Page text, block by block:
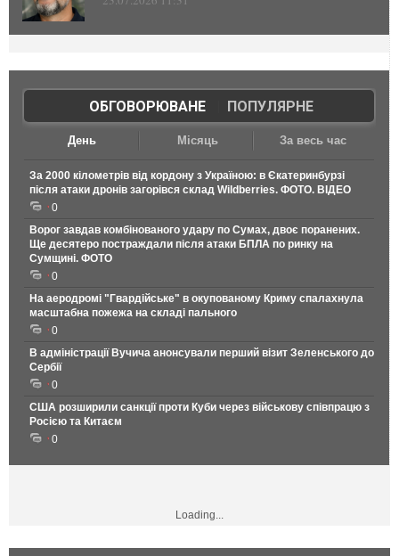
ОБГОВОРЮВАНЕ| ПОПУЛЯРНЕ
День Місяць За весь час
За 2000 кілометрів від кордону з Україною: в Єкатеринбурзі
після атаки дронів загорівся склад Wildberries. ФОТО. ВІДЕО
0
Ворог завдав комбінованого удару по Сумах, двоє поранених.
Ще десятеро постраждали після атаки БПЛА по ринку на
Сумщині. ФОТО
0
На аеродромі "Гвардійське" в окупованому Криму спалахнула
масштабна пожежа на складі пального
0
В адміністрації Вучича анонсували перший візит Зеленського до
Сербії
0
США розширили санкції проти Куби через військову співпрацю з
Росією та Китаєм
0
Loading...